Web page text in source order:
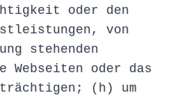
oder den
von
stehenden
Webseiten oder das
(h) um